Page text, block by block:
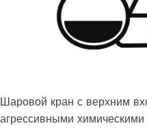
Шаровой кран с верхним
агрессивными